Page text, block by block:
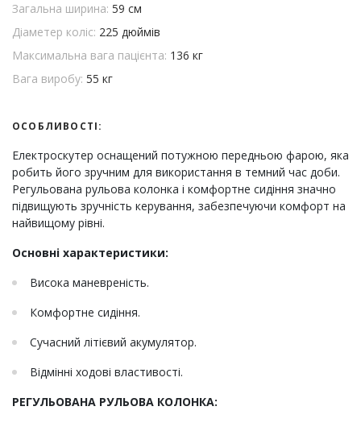
Загальна ширина: 59 см
Діаметер коліс: 225 дюймів
Максимальна вага пацієнта: 136 кг
Вага виробу: 55 кг
ОСОБЛИВОСТІ:
Електроскутер оснащений потужною передньою фарою, яка
робить його зручним для використання в темний час доби.
Регульована рульова колонка і комфортне сидіння значно
підвищують зручність керування, забезпечуючи комфорт на
найвищому рівні.
Основні характеристики:
Висока маневреність.
Комфортне сидіння.
Сучасний літієвий акумулятор.
Відмінні ходові властивості.
РЕГУЛЬОВАНА РУЛЬОВА КОЛОНКА: